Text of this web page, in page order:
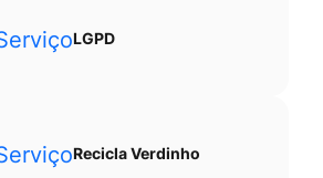
LGPD
Recicla Verdinho